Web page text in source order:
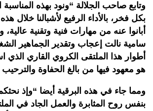
وتابع صاحب الجلالة “ونود بهذه المناسبة
بكل فخر، بالأداء الرفيع لأشبالنا خلال
أبانوا عنه من مهارات فنية وتقنية
سامية نالت إعجاب وتقدير الجماهير
أطوار هذا الملتقى الكروي القاري الذي
هو معهود فيها من بالغ الحفاوة
ومما جاء في هذه البرقية أيضا “وإذ
بنفس روح المثابرة والعمل الجاد في